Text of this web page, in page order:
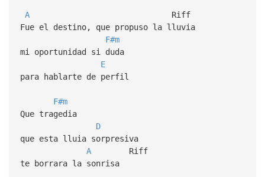
ARiff
Fue el destino, que propuso la lluvia
F#m
mi oportunidad si duda
E
para hablarte de perfil
F#m
Que tragedia
D
que esta lluia sorpresiva
ARiff
te borrara la sonrisa